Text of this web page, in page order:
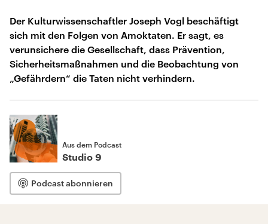
Der Kulturwissenschaftler Joseph Vogl beschäftigt
sich mit den Folgen von Amoktaten. Er sagt, es
verunsichere die Gesellschaft, dass Prävention,
Sicherheitsmaßnahmen und die Beobachtung von
„Gefährdern“ die Taten nicht verhindern.
Aus dem Podcast
Studio 9
Podcast abonnieren